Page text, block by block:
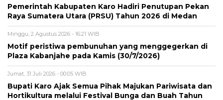
Pemerintah Kabupaten Karo Hadiri Penutupan Pekan
Raya Sumatera Utara (PRSU) Tahun 2026 di Medan
Minggu, 2 Agustus 2026 - 16:21 WIB
Motif peristiwa pembunuhan yang menggegerkan di
Plaza Kabanjahe pada Kamis (30/7/2026)
Jumat, 31 Juli 2026 - 00:05 WIB
Bupati Karo Ajak Semua Pihak Majukan Pariwisata dan
Hortikultura melalui Festival Bunga dan Buah Tahun